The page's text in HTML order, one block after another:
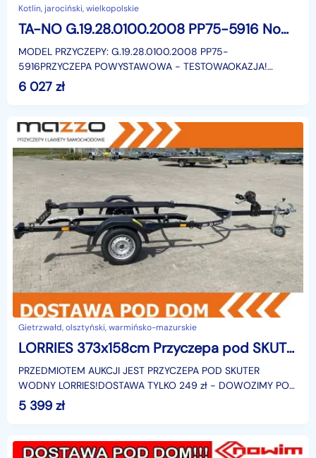
Kotlin, jarociński, wielkopolskie
TA-NO G.19.28.0100.2008 PP75-5916 Nowim przyczepa do przewozu łodzi podłodziowa pod łódkę LORRIES
MODEL PRZYCZEPY: G.19.28.0100.2008 PP75-
5916PRZYCZEPA POWYSTAWOWA - TESTOWAOKAZJA!
WYPRZEDAŻ ROCZNIKA! ZMIANA WYSTAWY NA NOWĄ!CENA
KATALOGOWA PRZYCZEPY TO: 5 35
6 027 zł
Gietrzwałd, olsztyński, warmińsko-mazurskie
LORRIES 373x158cm Przyczepa pod SKUTER WODNY LORRIES PP75-4816
PRZEDMIOTEM AUKCJI JEST PRZYCZEPA POD SKUTER
WODNY LORRIES!DOSTAWA TYLKO 249 zł - DOWOZIMY POD
DOM, cała Polska!!!NAZWA: PP75-4816 P/LWYMIARY
WEWNĘTRZNE: 373x15
5 399 zł